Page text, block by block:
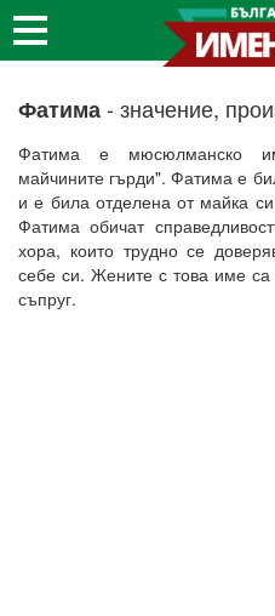
Фатима- значение,
Фатима е мюсюлманско
майчините гърди". Фатима е
и е била отделена от майка
Фатима обичат
хора, които трудно се
себе си. Жените с това име са
съпруг.